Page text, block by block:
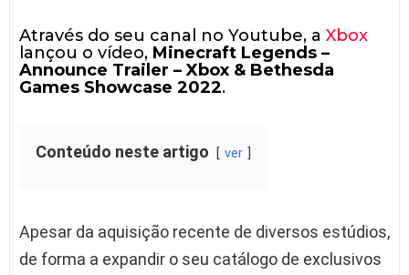
Através do seu canal no Youtube, a Xbox
lançou o vídeo, Minecraft Legends –
Announce Trailer – Xbox & Bethesda
Games Showcase 2022.
Conteúdo neste artigo ver
Apesar da aquisição recente de diversos estúdios,
de forma a expandir o seu catálogo de exclusivos